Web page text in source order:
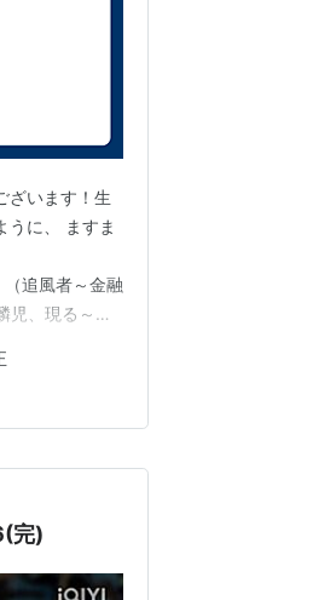
ざいます！生
うに、 ますま
者～金融
、現る～、
一人の妃と
完)